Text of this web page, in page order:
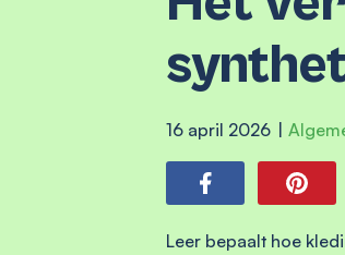
16 april 2026 |
Leer bepaalt hoe